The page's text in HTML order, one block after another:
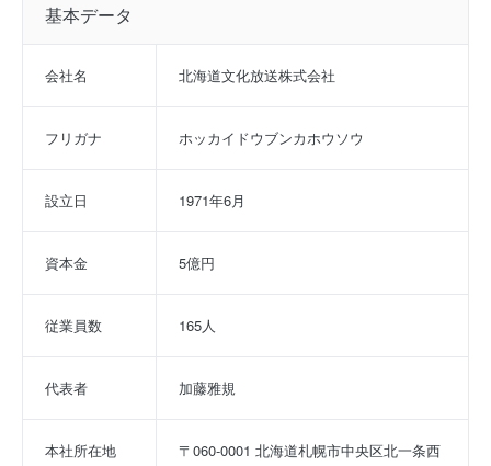
基本データ
会社名 北海道文化放送株式会社
フリガナ ホッカイドウブンカホウソウ
設立日 1971年6月
資本金 5億円
従業員数 165人
代表者 加藤雅規
本社所在地
〒060-0001 北海道札幌市中央区北一条西